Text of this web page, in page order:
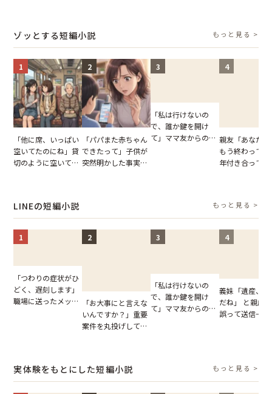
ゾッとする短編小説 もっと見る >
1
「他に席、いっぱい
空いてたのにね」貸
切のように空いてる
2
「パパまた赤ちゃん
できたって」子供が
突然明かした事実。
3
「私は行けないの
で、誰か鍵を開け
て」ママ友からの
4
親友「あなた
もう終わって
年付き合って
LINEの短編小説 もっと見る >
1
「つわりの症状がひ
どく、遅刻します」
職場に送ったメッセ
2
「お大事にと言えな
いんですか？」重要
案件を丸投げして休
3
「私は行けないの
で、誰か鍵を開け
て」ママ友からの
4
義妹「遺産、
だね」 と親戚
誤って送信→夫
実体験をもとにした短編小説 もっと見る >